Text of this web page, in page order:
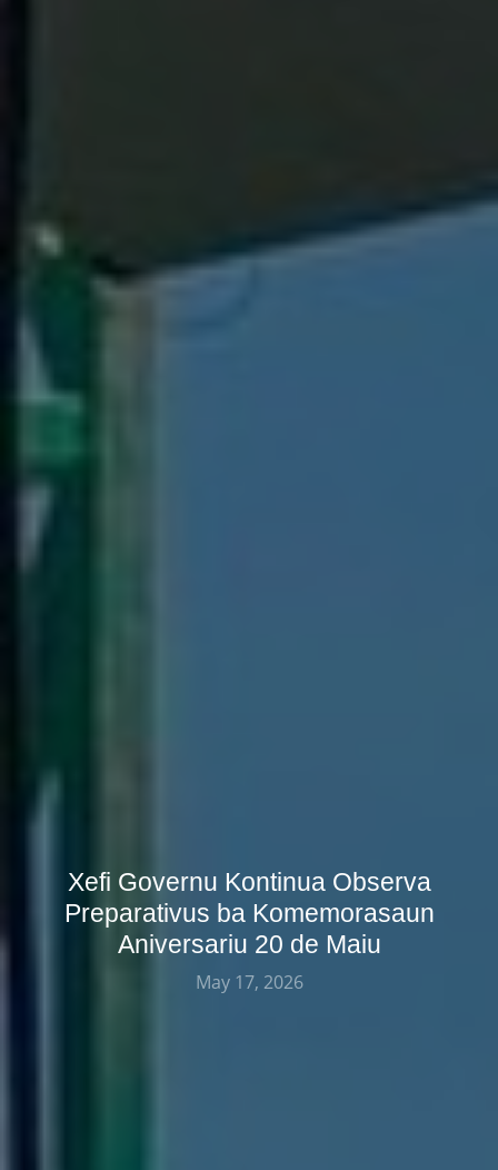
Xefi Governu Kontinua Observa
Preparativus ba Komemorasaun
Aniversariu 20 de Maiu
May 17, 2026